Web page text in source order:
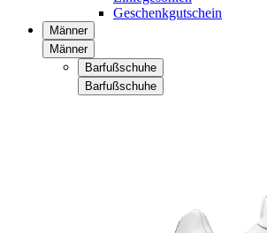
Geschenkgutschein
Männer
Männer
Barfußschuhe
Barfußschuhe